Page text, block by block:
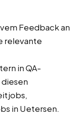
Feedback an
relevante
in QA-
diesen
in Uetersen.